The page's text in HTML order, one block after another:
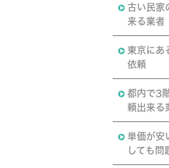
古い民家
来る業者
東京にあ
依頼
都内で3
頼出来る
単価が安
しても